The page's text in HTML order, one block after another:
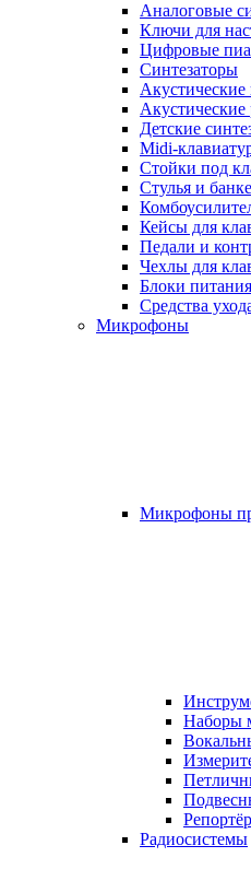
Аналоговые
Ключи для
Цифровые
Синтезаторы
Акустические
Детские
Midi-
Стойки под
Стулья и
Кейсы для
Педали и
Чехлы для
Блоки
Средства
Микрофоны
Микрофоны
Наборы
Радиосистемы